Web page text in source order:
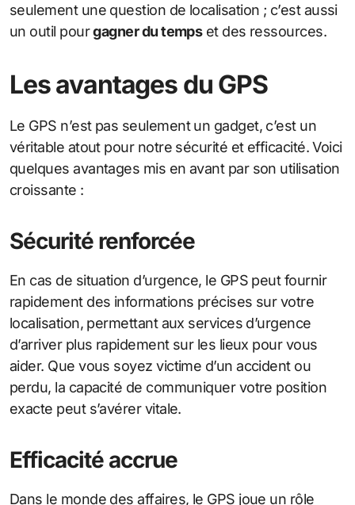
seulement une question de localisation ; c’est aussi
un outil pourgagner du tempset des ressources.
Les avantages du GPS
Le GPS n’est pas seulement un gadget, c’est un
véritable atout pour notre sécurité et efficacité. Voici
quelques avantages mis en avant par son utilisation
croissante :
Sécurité renforcée
En cas de situation d’urgence, le GPS peut fournir
rapidement des informations précises sur votre
localisation, permettant aux services d’urgence
d’arriver plus rapidement sur les lieux pour vous
aider. Que vous soyez victime d’un accident ou
perdu, la capacité de communiquer votre position
exacte peut s’avérer vitale.
Efficacité accrue
Dans le monde des affaires, le GPS joue un rôle